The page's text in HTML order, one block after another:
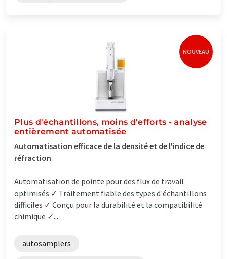
NOUVEAU
Plus d'échantillons, moins d'efforts - analyse
entièrement automatisée
Automatisation efficace de la densité et de l'indice de
réfraction
Automatisation de pointe pour des flux de travail
optimisés ✓ Traitement fiable des types d'échantillons
difficiles ✓ Conçu pour la durabilité et la compatibilité
chimique ✓...
autosamplers